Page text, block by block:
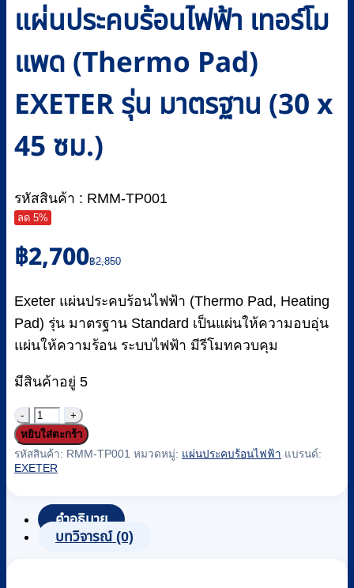
แผ่นประคบร้อนไฟฟ้า เทอร์โม
แพด (Thermo Pad)
EXETER รุ่น มาตรฐาน (30 x
45 ซม.)
รหัสสินค้า : RMM-TP001
ลด 5%
฿2,850
Original
price
฿2,850.
฿2,700
Current
price
฿2,700.
Exeter แผ่นประคบร้อนไฟฟ้า (Thermo Pad, Heating
Pad) รุ่น มาตรฐาน Standard เป็นแผ่นให้ความอบอุ่น
แผ่นให้ความร้อน ระบบไฟฟ้า มีรีโมทควบคุม
มีสินค้าอยู่ 5
จำนวน
แผ่น
ประคบ
ไฟฟ้า
เท
หยิบใส่ตะกร้า
รหัสสินค้า: RMM-TP001 หมวดหมู่: แผ่นประคบร้อนไฟฟ้า แบรนด์:
EXETER
คำอธิบาย
บทวิจารณ์ (0)